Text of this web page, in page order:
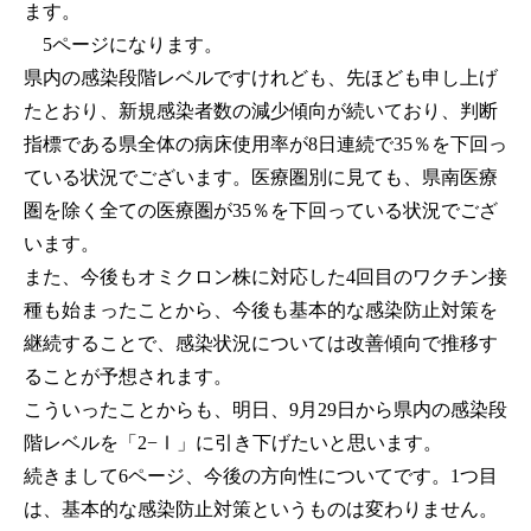
ます。
5ページになります。
県内の感染段階レベルですけれども、先ほども申し上げ
たとおり、新規感染者数の減少傾向が続いており、判断
指標である県全体の病床使用率が8日連続で35％を下回っ
ている状況でございます。医療圏別に見ても、県南医療
圏を除く全ての医療圏が35％を下回っている状況でござ
います。
また、今後もオミクロン株に対応した4回目のワクチン接
種も始まったことから、今後も基本的な感染防止対策を
継続することで、感染状況については改善傾向で推移す
ることが予想されます。
こういったことからも、明日、9月29日から県内の感染段
階レベルを「2−Ⅰ」に引き下げたいと思います。
続きまして6ページ、今後の方向性についてです。1つ目
は、基本的な感染防止対策というものは変わりません。